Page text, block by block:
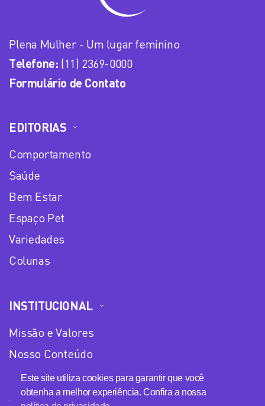
Este site utiliza cookies para garantir que você
obtenha a melhor experiência. Confira a nossa
Plena Mulher - Um lugar feminino
Telefone: (11) 2369-0000
Formulário de Contato
EDITORIAS
Comportamento
Saúde
Bem Estar
Espaço Pet
Variedades
Colunas
INSTITUCIONAL
Missão e Valores
Nosso Conteúdo
Equipe
Anuncie no Plena Mulher